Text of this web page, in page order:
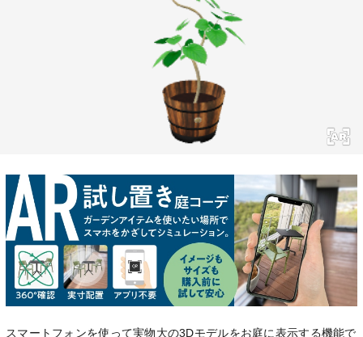
スマートフォンを使って実物大の3Dモデルをお庭に表示する機能で